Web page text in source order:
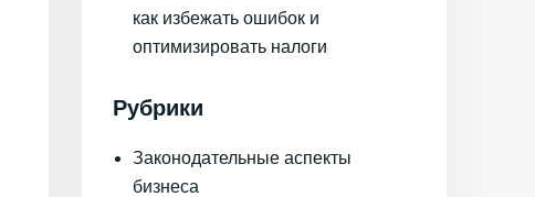
как избежать ошибок и
оптимизировать налоги
Рубрики
Законодательные аспекты
бизнеса